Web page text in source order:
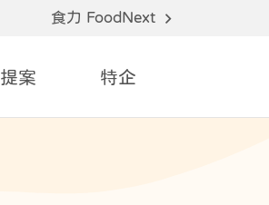
食力 FoodNext
提案 特企